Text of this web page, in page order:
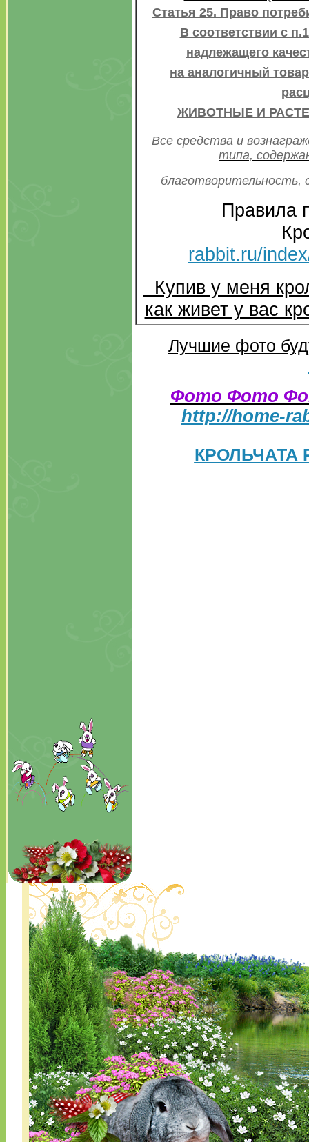
Статья 25. Право
В соответствии с
надлежащего
на аналогичный
ЖИВОТНЫЕ И
Все средства и
типа,
благотворительность,
Правила
rabbit.ru/
Купив у меня
как живет у вас
Лучшие фото
Фото Фото
http://home-